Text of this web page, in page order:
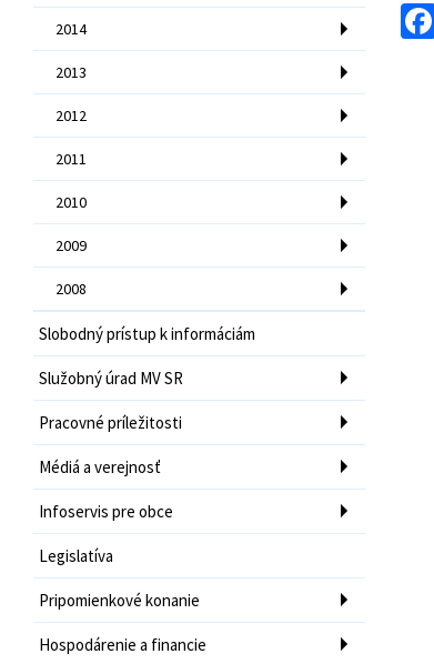
2014
2013
2012
2011
2010
2009
2008
Slobodný prístup k informáciám
Služobný úrad MV SR
Pracovné príležitosti
Médiá a verejnosť
Infoservis pre obce
Legislatíva
Pripomienkové konanie
Hospodárenie a financie